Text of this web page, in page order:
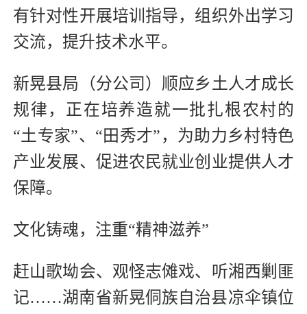
有针对性开展培训指导，组织外出学习
交流，提升技术水平。
新晃县局（分公司）顺应乡土人才成长
规律，正在培养造就一批扎根农村的
“土专家”、“田秀才”，为助力乡村特色
产业发展、促进农民就业创业提供人才
保障。
文化铸魂，注重“精神滋养”
赶山歌坳会、观怪志傩戏、听湘西剿匪
记……湖南省新晃侗族自治县凉伞镇位